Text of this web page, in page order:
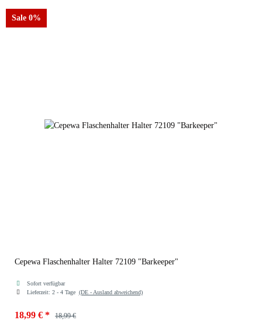
Sale 0%
Cepewa Flaschenhalter Halter 72109 "Barkeeper"
Sofort verfügbar
Lieferzeit: 2 - 4 Tage (DE - Ausland abweichend)
18,99 € * 18,99 €